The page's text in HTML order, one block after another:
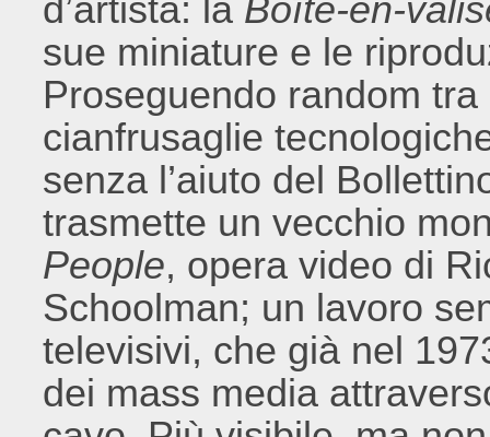
d’artista: la Boîte-en-
sue miniature e le
Proseguendo random
cianfrusaglie
senza l’aiuto del
trasmette un vecchio
People, opera video di
Schoolman; un lavoro
televisivi, che già nel
dei mass media